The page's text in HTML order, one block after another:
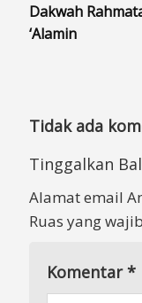
Dakwah
‘Alamin
Tidak ada
Tinggalkan
Alamat email
Ruas yang
Komentar*